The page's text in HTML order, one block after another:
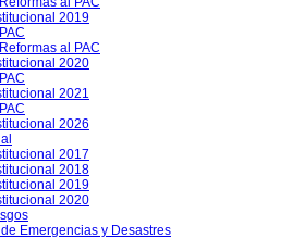
2019
PAC
Reformas al PAC
2020
PAC
2021
PAC
2026
2017
2018
2019
2020
Emergencias y Desastres